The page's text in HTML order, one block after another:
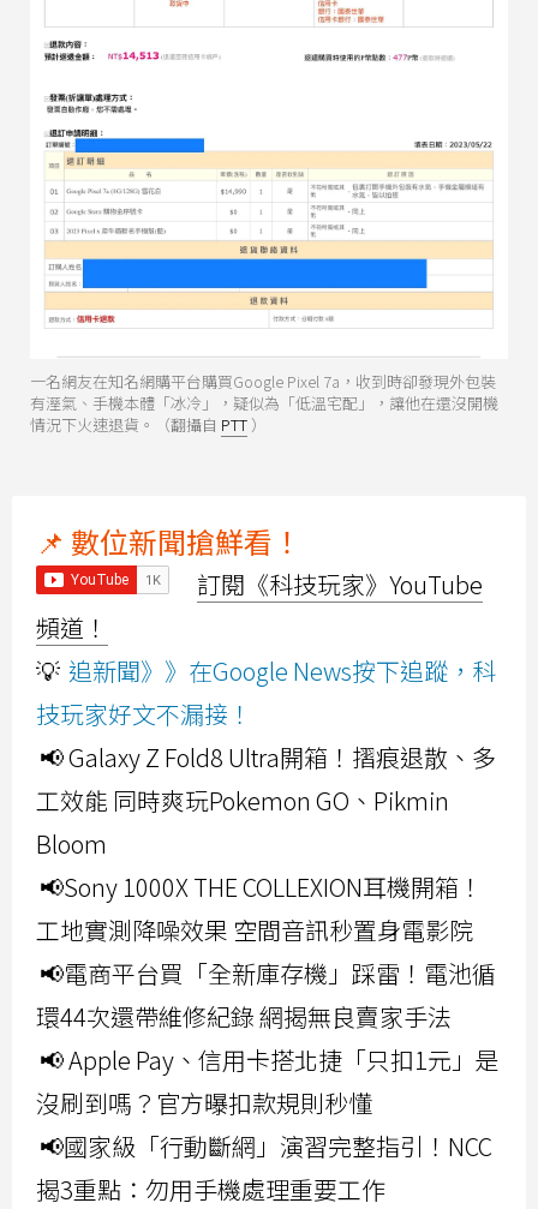
一名網友在知名網購平台購買Google Pixel 7a，收到時卻發現外包裝
有溼氣、手機本體「冰冷」，疑似為「低溫宅配」，讓他在還沒開機
情況下火速退貨。（翻攝自 PTT ）
📌 數位新聞搶鮮看！
訂閱《科技玩家》YouTube
頻道！
💡 追新聞》》在Google News按下追蹤，科
技玩家好文不漏接！
📢 Galaxy Z Fold8 Ultra開箱！摺痕退散、多
工效能 同時爽玩Pokemon GO、Pikmin
Bloom
📢Sony 1000X THE COLLEXION耳機開箱！
工地實測降噪效果 空間音訊秒置身電影院
📢電商平台買「全新庫存機」踩雷！電池循
環44次還帶維修紀錄 網揭無良賣家手法
📢 Apple Pay、信用卡搭北捷「只扣1元」是
沒刷到嗎？官方曝扣款規則秒懂
📢國家級「行動斷網」演習完整指引！NCC
揭3重點：勿用手機處理重要工作